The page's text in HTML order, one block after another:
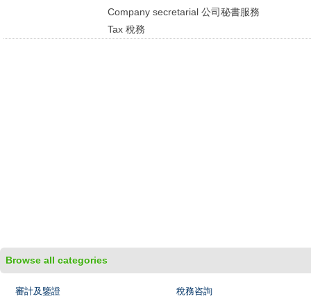
Company secretarial 公司秘書服務
Tax 稅務
Browse all categories
審計及鑒證
稅務咨詢